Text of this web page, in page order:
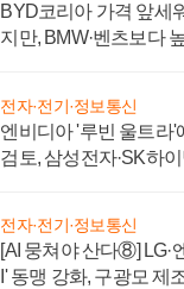
BYD코리아 가격 앞세
지만, BMW·벤츠보다
전자·전기·정보통신
엔비디아 '루빈 울트라'
검토, 삼성전자·SK하
전자·전기·정보통신
[AI 뭉쳐야 산다⑧] LG·
I' 동맹 강화, 구광모 제